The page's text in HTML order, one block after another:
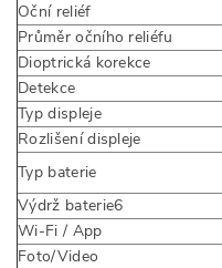
Oční reliéf
Průměr očního reliéfu
Dioptrická korekce
Detekce
Typ displeje
Rozlišení displeje
Typ baterie
Výdrž baterie6
Wi-Fi / App
Foto/Video